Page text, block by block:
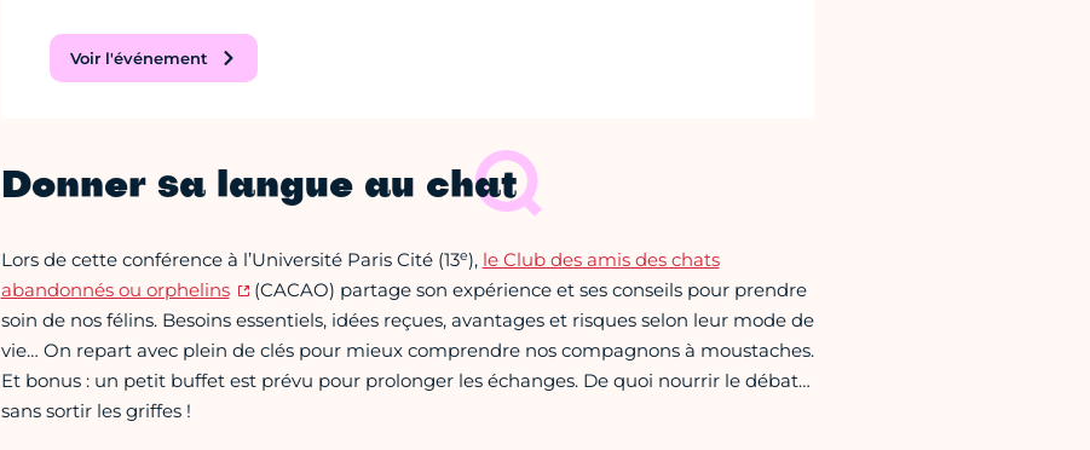
Voir l'événement
Donner sa langue au chat
Lors de cette conférence à l’Université Paris Cité (13e), le Club des amis des chats
abandonnés ou orphelins
(CACAO) partage son expérience et ses conseils pour prendre
soin de nos félins. Besoins essentiels, idées reçues, avantages et risques selon leur mode de
vie… On repart avec plein de clés pour mieux comprendre nos compagnons à moustaches.
Et bonus : un petit buffet est prévu pour prolonger les échanges. De quoi nourrir le débat…
sans sortir les griffes !